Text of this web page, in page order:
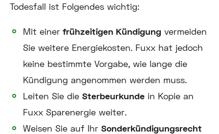
Todesfall ist Folgendes wichtig:
Mit einer frühzeitigen Kündigung vermeiden
Sie weitere Energiekosten. Fuxx hat jedoch
keine bestimmte Vorgabe, wie lange die
Kündigung angenommen werden muss.
Leiten Sie die Sterbeurkunde in Kopie an
Fuxx Sparenergie weiter.
Weisen Sie auf Ihr Sonderkündigungsrecht